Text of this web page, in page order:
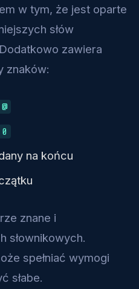
w tym, że jest oparte
słów
zawiera
znaków:
@
0
na końcu
znane i
słownikowych.
spełniać wymogi
słabe.